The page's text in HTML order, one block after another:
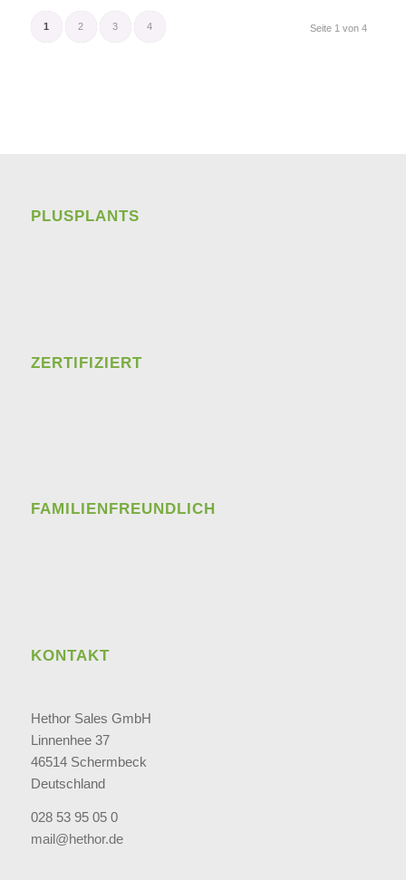
Seite 1 von 4
1 2 3 4
PLUSPLANTS
ZERTIFIZIERT
FAMILIENFREUNDLICH
KONTAKT
Hethor Sales GmbH
Linnenhee 37
46514 Schermbeck
Deutschland
028 53 95 05 0
mail@hethor.de